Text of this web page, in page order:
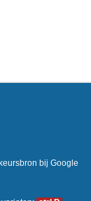
bij Google